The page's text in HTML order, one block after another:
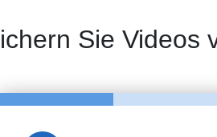
Sie Videos